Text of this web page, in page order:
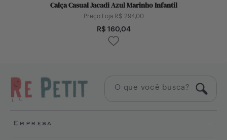
Calça Casual Jacadi Azul Marinho Infantil
Preço Loja R$ 294,00
R$ 160,04
Empresa